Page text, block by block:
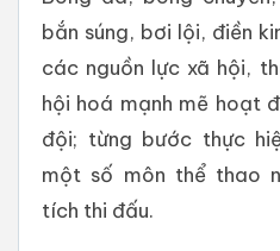
bắn súng, bơi lội, điền
các nguồn lực xã hội,
hội hoá mạnh mẽ hoạt
đội; từng bước thực
một số môn thể thao
tích thi đấu.